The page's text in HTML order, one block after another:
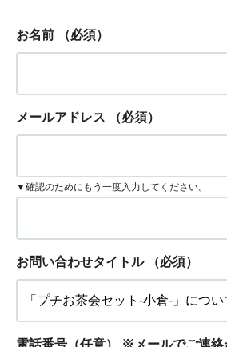
お名前 （必須）
メールアドレス （必須）
▼確認のためにもう一度入力してください。
お問い合わせタイトル （必須）
電話番号（任意） ※メールでご連